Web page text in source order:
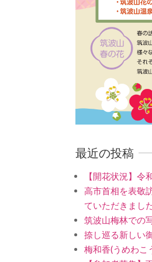
最近の投稿
【開花状況】令
高市首相を表敬
ていただきまし
筑波山梅林での
捺し巡る新しい
梅和香(うめわこ